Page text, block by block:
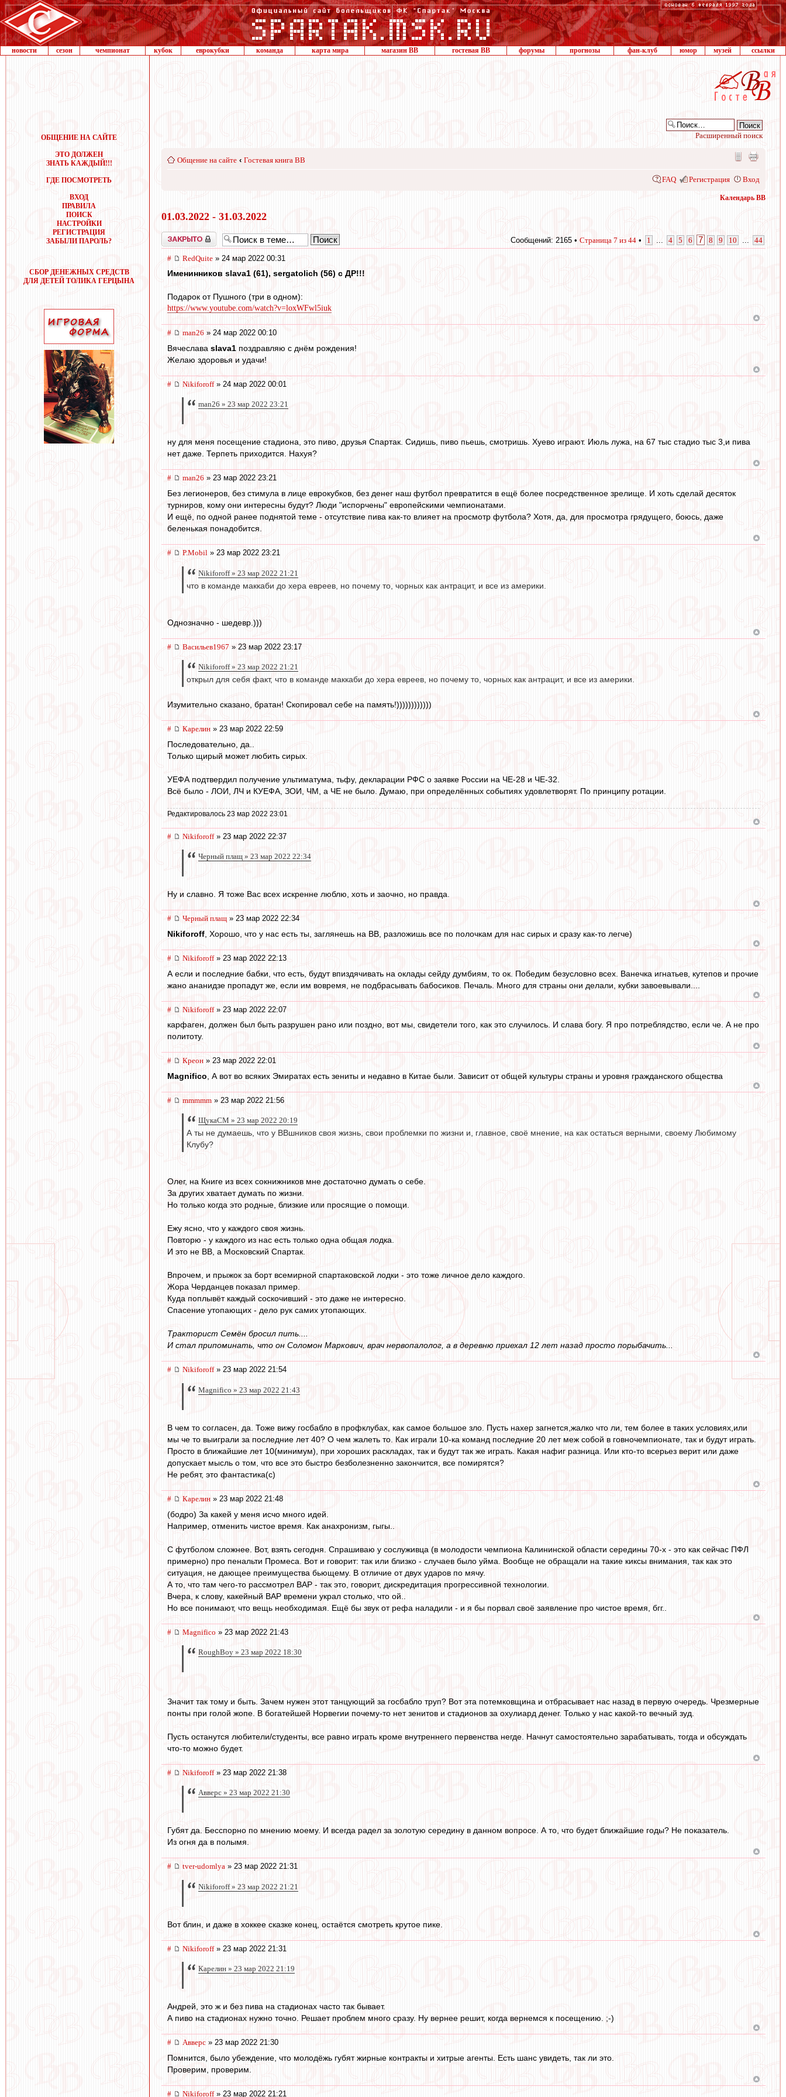
новости сезон чемпионат кубок еврокубки команда карта мира магазин ВВ гостевая ВВ форумы прогнозы фан-клуб юмор музей ссылки
ОБЩЕНИЕ НА САЙТЕ
ЭТО ДОЛЖЕН
ЗНАТЬ КАЖДЫЙ!!!
ГДЕ ПОСМОТРЕТЬ
ВХОД
ПРАВИЛА
ПОИСК
НАСТРОЙКИ
РЕГИСТРАЦИЯ
ЗАБЫЛИ ПАРОЛЬ?
СБОР ДЕНЕЖНЫХ СРЕДСТВ
ДЛЯ ДЕТЕЙ ТОЛИКА ГЕРЦЫНА
Расширенный поиск
Общение на сайте ‹ Гостевая книга ВВ
FAQ Регистрация Вход
Календарь ВВ
01.03.2022 - 31.03.2022
Закрыто Сообщений: 2165 • Страница 7 из 44 • 1 4 5 6 7 8 9 10 44
# RedQuite » 24 мар 2022 00:31
Именинников slava1 (61), sergatolich (56) с ДР!!!
Подарок от Пушного (три в одном):
https://www.youtube.com/watch?v=loxWFwl5iuk
# man26 » 24 мар 2022 00:10
Вячеслава slava1 поздравляю с днём рождения!
Желаю здоровья и удачи!
# Nikiforoff» 24 мар 2022 00:01
man26 » 23 мар 2022 23:21
ну для меня посещение стадиона, это пиво, друзья Спартак. Сидишь, пиво пьешь, смотришь. Хуево играют. Июль лужа, на 67 тыс стадио тыс 3,и пива
нет даже. Терпеть приходится. Нахуя?
# man26 » 23 мар 2022 23:21
Без легионеров, без стимула в лице еврокубков, без денег наш футбол превратится в ещё более посредственное зрелище. И хоть сделай десяток
турниров, кому они интересны будут? Люди "испорчены" европейскими чемпионатами.
И ещё, по одной ранее поднятой теме - отсутствие пива как-то влияет на просмотр футбола? Хотя, да, для просмотра грядущего, боюсь, даже
беленькая понадобится.
# P.Mobil » 23 мар 2022 23:21
Nikiforoff » 23 мар 2022 21:21
что в команде маккаби до хера евреев, но почему то, чорных как антрацит, и все из америки.
Однозначно - шедевр.)))
# Васильев1967 » 23 мар 2022 23:17
Nikiforoff » 23 мар 2022 21:21
открыл для себя факт, что в команде маккаби до хера евреев, но почему то, чорных как антрацит, и все из америки.
Изумительно сказано, братан! Скопировал себе на память!))))))))))))
# Карелин » 23 мар 2022 22:59
Последовательно, да..
Только щирый может любить сирых.
УЕФА подтвердил получение ультиматума, тьфу, декларации РФС о заявке России на ЧЕ-28 и ЧЕ-32.
Всё было - ЛОИ, ЛЧ и КУЕФА, ЗОИ, ЧМ, а ЧЕ не было. Думаю, при определённых событиях удовлетворят. По принципу ротации.
Редактировалось 23 мар 2022 23:01
# Nikiforoff» 23 мар 2022 22:37
Черный плащ » 23 мар 2022 22:34
Ну и славно. Я тоже Вас всех искренне люблю, хоть и заочно, но правда.
# Черный плащ » 23 мар 2022 22:34
Nikiforoff , Хорошо, что у нас есть ты, заглянешь на ВВ, разложишь все по полочкам для нас сирых и сразу как-то легче)
# Nikiforoff» 23 мар 2022 22:13
А если и последние бабки, что есть, будут впиздячивать на оклады сейду думбиям, то ок. Победим безусловно всех. Ванечка игнатьев, кутепов и прочие
жано ананидзе пропадут же, если им вовремя, не подбрасывать бабосиков. Печаль. Много для страны они делали, кубки завоевывали....
# Nikiforoff» 23 мар 2022 22:07
карфаген, должен был быть разрушен рано или поздно, вот мы, свидетели того, как это случилось. И слава богу. Я про потреблядство, если че. А не про
политоту.
# Креон » 23 мар 2022 22:01
Magnifico , А вот во всяких Эмиратах есть зениты и недавно в Китае были. Зависит от общей культуры страны и уровня гражданского общества
# mmmmm » 23 мар 2022 21:56
ЩукаСМ » 23 мар 2022 20:19
А ты не думаешь, что у ВВшников своя жизнь, свои проблемки по жизни и, главное, своё мнение, на как остаться верными, своему Любимому
Клубу?
Олег, на Книге из всех сокнижников мне достаточно думать о себе.
За других хватает думать по жизни.
Но только когда это родные, близкие или просящие о помощи.
Ежу ясно, что у каждого своя жизнь.
Повторю - у каждого из нас есть только одна общая лодка.
И это не ВВ, а Московский Спартак.
Впрочем, и прыжок за борт всемирной спартаковской лодки - это тоже личное дело каждого.
Жора Черданцев показал пример.
Куда поплывёт каждый соскочивший - это даже не интересно.
Спасение утопающих - дело рук самих утопающих.
Тракторист Семён бросил пить....
И стал припоминать, что он Соломон Маркович, врач нервопалолог, а в деревню приехал 12 лет назад просто порыбачить...
# Nikiforoff» 23 мар 2022 21:54
Magnifico » 23 мар 2022 21:43
В чем то согласен, да. Тоже вижу госбабло в профклубах, как самое большое зло. Пусть нахер загнется,жалко что ли, тем более в таких условиях,или
мы че то выиграли за последние лет 40? О чем жалеть то. Как играли 10-ка команд последние 20 лет меж собой в говночемпионате, так и будут играть.
Просто в ближайшие лет 10(минимум), при хороших раскладах, так и будут так же играть. Какая нафиг разница. Или кто-то всерьез верит или даже
допускает мысль о том, что все это быстро безболезненно закончится, все помирятся?
Не ребят, это фантастика(с)
# Карелин » 23 мар 2022 21:48
(бодро) За какей у меня исчо много идей.
Например, отменить чистое время. Как анахронизм, гыгы..
С футболом сложнее. Вот, взять сегодня. Спрашиваю у сослуживца (в молодости чемпиона Калининской области середины 70-х - это как сейчас ПФЛ
примерно) про пенальти Промеса. Вот и говорит: так или близко - случаев было уйма. Вообще не обращали на такие киксы внимания, так как это
ситуация, не дающее преимущества бьющему. В отличие от двух ударов по мячу.
А то, что там чего-то рассмотрел ВАР - так это, говорит, дискредитация прогрессивной технологии.
Вчера, к слову, какейный ВАР времени украл столько, что ой..
Но все понимают, что вещь необходимая. Ещё бы звук от рефа наладили - и я бы порвал своё заявление про чистое время, бгг..
# Magnifico » 23 мар 2022 21:43
RoughBoy » 23 мар 2022 18:30
Значит так тому и быть. Зачем нужен этот танцующий за госбабло труп? Вот эта потемковщина и отбрасывает нас назад в первую очередь. Чрезмерные
понты при голой жопе. В богатейшей Норвегии почему-то нет зенитов и стадионов за охулиард денег. Только у нас какой-то вечный зуд.
Пусть останутся любители/студенты, все равно играть кроме внутреннего первенства негде. Начнут самостоятельно зарабатывать, тогда и обсуждать
что-то можно будет.
# Nikiforoff» 23 мар 2022 21:38
Авверс » 23 мар 2022 21:30
Губят да. Бесспорно по мнению моему. И всегда радел за золотую середину в данном вопросе. А то, что будет ближайшие годы? Не показатель.
Из огня да в полымя.
# tver-udomlya » 23 мар 2022 21:31
Nikiforoff » 23 мар 2022 21:21
Вот блин, и даже в хоккее сказке конец, остаётся смотреть крутое пике.
# Nikiforoff» 23 мар 2022 21:31
Карелин » 23 мар 2022 21:19
Андрей, это ж и без пива на стадионах часто так бывает.
А пиво на стадионах нужно точно. Решает проблем много сразу. Ну вернее решит, когда вернемся к посещению. ;-)
# Авверс » 23 мар 2022 21:30
Помнится, было убеждение, что молодёжь губят жирные контракты и хитрые агенты. Есть шанс увидеть, так ли это.
Проверим, проверим.
# Nikiforoff» 23 мар 2022 21:21